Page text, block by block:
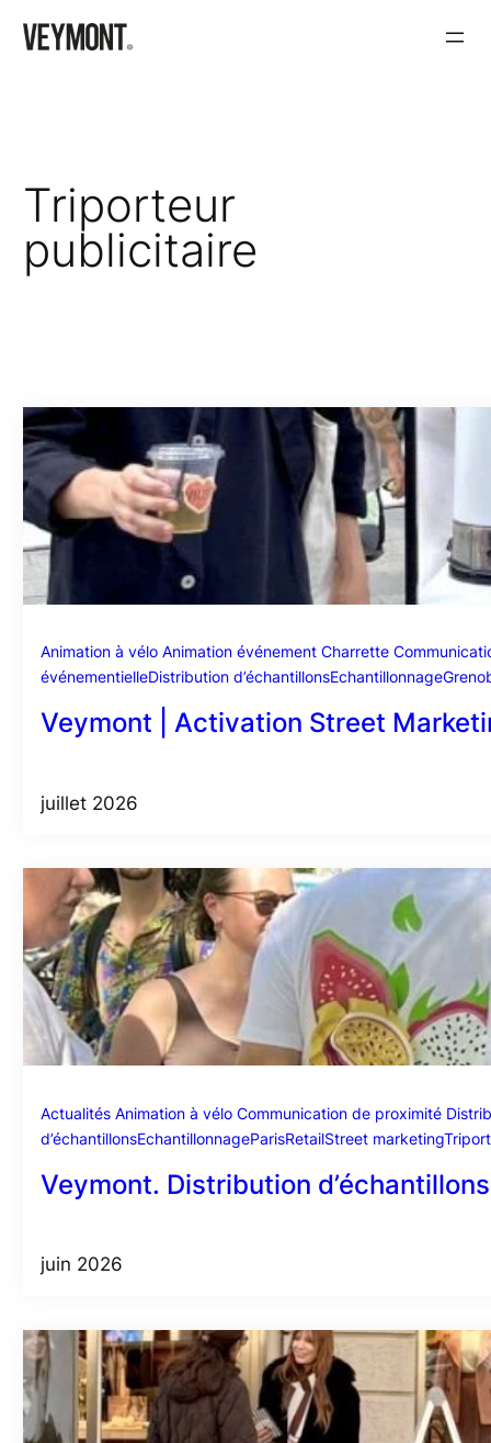
Aller
au
Triporteur
publicitaire
Animation à vélo Animation événement Charrette
événementielleDistribution d’échantillonsEchantillonnage
Veymont | Activation Street
juillet 2026
Actualités Animation à vélo Communication de proximité
d’échantillonsEchantillonnageParisRetailStreet marketing
Veymont. Distribution d’échantillons
juin 2026